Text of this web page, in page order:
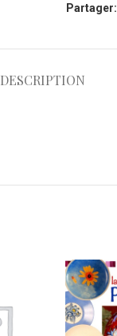
Partager:
DESCRIPTION